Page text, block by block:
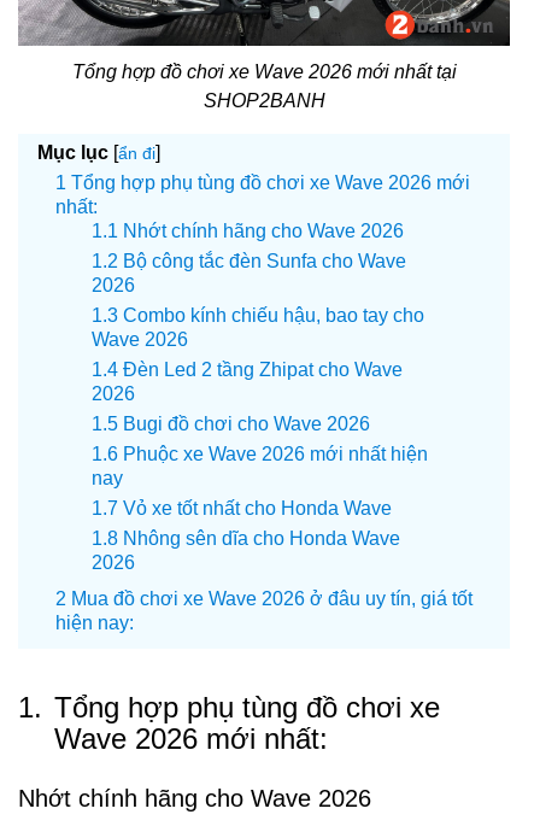
Tổng hợp đồ chơi xe Wave 2026 mới nhất tại
SHOP2BANH
Mục lục [ẩn đi]
Tổng hợp phụ tùng đồ chơi xe Wave 2026 mới
nhất:
Nhớt chính hãng cho Wave 2026
Bộ công tắc đèn Sunfa cho Wave
2026
Combo kính chiếu hậu, bao tay cho
Wave 2026
Đèn Led 2 tầng Zhipat cho Wave
2026
Bugi đồ chơi cho Wave 2026
Phuộc xe Wave 2026 mới nhất hiện
nay
Vỏ xe tốt nhất cho Honda Wave
Nhông sên dĩa cho Honda Wave
2026
Mua đồ chơi xe Wave 2026 ở đâu uy tín, giá tốt
hiện nay:
1. Tổng hợp phụ tùng đồ chơi xe
Wave 2026 mới nhất:
Nhớt chính hãng cho Wave 2026